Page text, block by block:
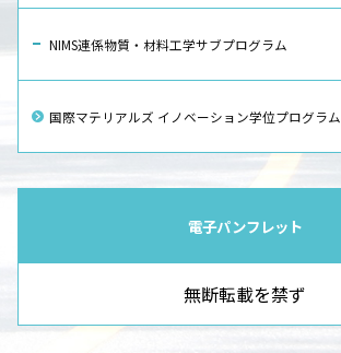
NIMS連係物質・材料工学サブプログラム
国際マテリアルズ イノベーション学位プログラム
電子パンフレット
無断転載を禁ず